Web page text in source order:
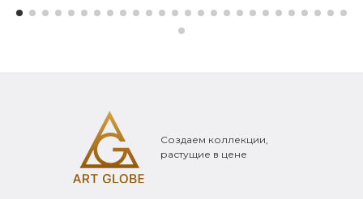
Создаем коллекции,
растущие в цене